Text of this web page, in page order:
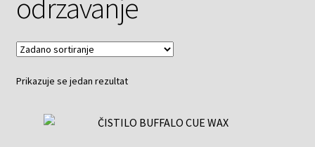
odrzavanje
Prikazuje se jedan rezultat